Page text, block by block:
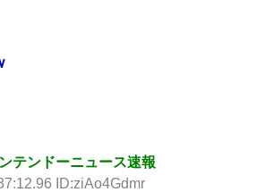
テンドーニュース速報
ID:ziAo4Gdmr